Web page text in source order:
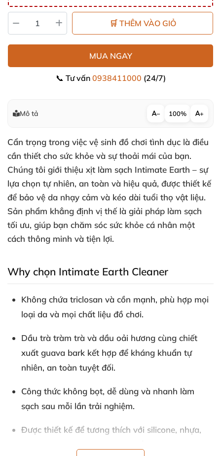
🛒 THÊM VÀO GIỎ
MUA NGAY
📞 Tư vấn 0938411000 (24/7)
Mô tả − 100% +
Cẩn trọng trong việc vệ sinh đồ chơi tình dục là điều
cần thiết cho sức khỏe và sự thoải mái của bạn.
Chúng tôi giới thiệu xịt làm sạch Intimate Earth – sự
lựa chọn tự nhiên, an toàn và hiệu quả, được thiết kế
để bảo vệ da nhạy cảm và kéo dài tuổi thọ vật liệu.
Sản phẩm khẳng định vị thế là giải pháp làm sạch
tối ưu, giúp bạn chăm sóc sức khỏe cá nhân một
cách thông minh và tiện lợi.
Why chọn Intimate Earth Cleaner
Không chứa triclosan và cồn mạnh, phù hợp mọi
loại da và mọi chất liệu đồ chơi.
Dầu trà tràm trà và dầu oải hương cùng chiết
xuất guava bark kết hợp để kháng khuẩn tự
nhiên, an toàn tuyệt đối.
Công thức không bọt, dễ dùng và nhanh làm
sạch sau mỗi lần trải nghiệm.
Được thiết kế để tương thích với silicone, nhựa,